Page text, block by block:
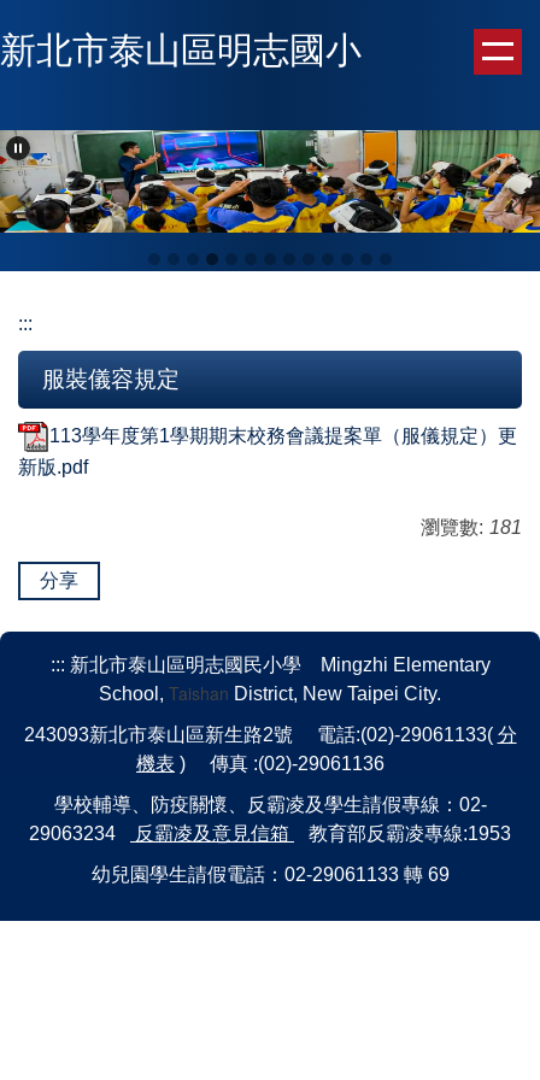
到
內
容
區
新北市泰山區明志國小
:::
服裝儀容規定
113學年度第1學期期末校務會議提案單（服儀規定）更
新版.pdf
瀏覽數: 181
分享
::: 新北市泰山區明志國民小學 Mingzhi Elementary
School, Taishan District, New Taipei City.
243093新北市泰山區新生路2號 電話:(02)-29061133( 分
機表 ) 傳真 :(02)-29061136
學校輔導、防疫關懷、反霸凌及學生請假專線：02-
29063234
反霸凌及意見信箱
教育部反霸凌專線:1953
幼兒園學生請假電話：02-29061133 轉 69